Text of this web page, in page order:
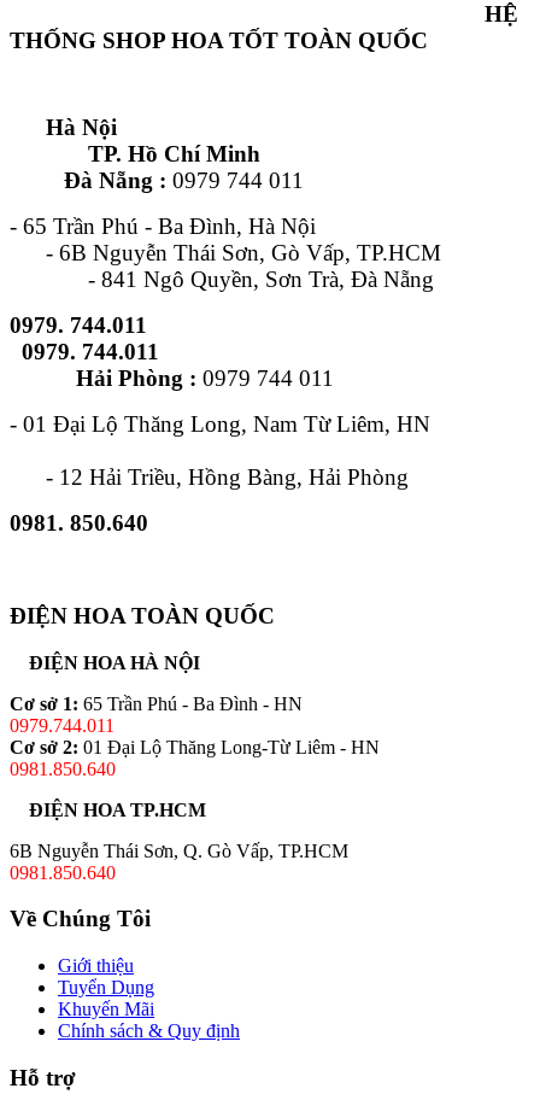
HỆ
THỐNG SHOP HOA TỐT TOÀN QUỐC
Hà Nội
TP. Hồ Chí Minh
Đà Nẵng : 0979 744 011
- 65 Trần Phú - Ba Đình, Hà Nội
- 6B Nguyễn Thái Sơn, Gò Vấp, TP.HCM
- 841 Ngô Quyền, Sơn Trà, Đà Nẵng
0979. 744.011
0979. 744.011
Hải Phòng : 0979 744 011
- 01 Đại Lộ Thăng Long, Nam Từ Liêm, HN
- 12 Hải Triều, Hồng Bàng, Hải Phòng
0981. 850.640
ĐIỆN HOA TOÀN QUỐC
ĐIỆN HOA HÀ NỘI
Cơ sở 1: 65 Trần Phú - Ba Đình - HN
0979.744.011
Cơ sở 2: 01 Đại Lộ Thăng Long-Từ Liêm - HN
0981.850.640
ĐIỆN HOA TP.HCM
6B Nguyễn Thái Sơn, Q. Gò Vấp, TP.HCM
0981.850.640
Về Chúng Tôi
Giới thiệu
Tuyển Dụng
Khuyến Mãi
Chính sách & Quy định
Hỗ trợ